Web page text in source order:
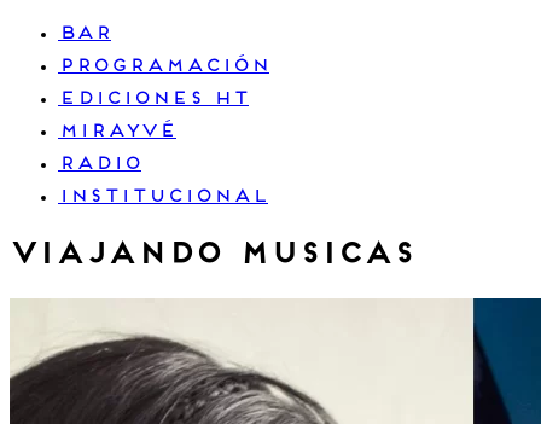
BAR
PROGRAMACIÓN
EDICIONES HT
MIRAYVÉ
RADIO
INSTITUCIONAL
VIAJANDO MUSICAS